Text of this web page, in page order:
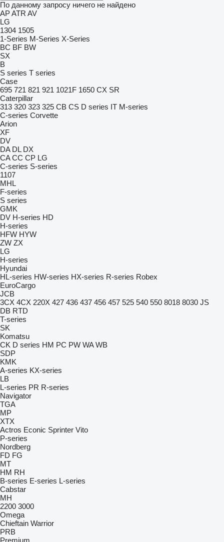
По данному запросу ничего не найдено
APATR AV
LG
1304 1505
1-Series M-Series X-Series
BC BF BW
SX
B
S series T series
Case
695 721 821 921 1021F 1650 CX SR
Caterpillar
313 320 323 325 CB CS D series IT M-series
C-series Corvette
Arion
XF
DV
DA DL DX
CA CC CP LG
C-series S-series
1107
MHL
F-series
S series
GMK
DV H-series HD
H-series
HFW HYW
ZW ZX
LG
H-series
Hyundai
HL-series HW-series HX-series R-series Robex
EuroCargo
JCB
3CX 4CX 220X 427 436 437 456 457 525 540 550 8018 8030 JS
DB RTD
T-series
SK
Komatsu
CK D series HM PC PW WA WB
SDP
KMK
A-series KX-series
LB
L-series PR R-series
Navigator
TGA
MP
XTX
Actros Econic Sprinter Vito
P-series
Nordberg
FD FG
MT
HM RH
B-series E-series L-series
Cabstar
MH
2200 3000
Omega
Chieftain Warrior
PRB
Premium